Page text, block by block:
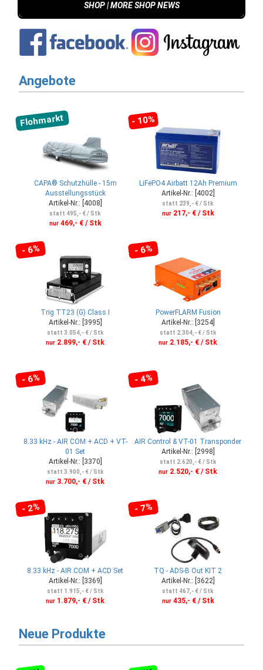
SHOP|MORE SHOP NEWS
Angebote
Flohmarkt
CAPA® Schutzhülle - 15m
Ausstellungsstück
Artikel-Nr.: [4008]
statt 495,- € / Stk
nur469,- € / Stk
- 10%
LiFePO4 Airbatt 12Ah Premium
Artikel-Nr.: [4002]
statt 239,- € / Stk
nur217,- € / Stk
- 6%
Trig TT23 (G) Class I
Artikel-Nr.: [3995]
statt 3.054,- € / Stk
nur 2.899,- € / Stk
- 6%
PowerFLARM Fusion
Artikel-Nr.: [3254]
statt 2.304,- € / Stk
nur 2.185,- € / Stk
- 6%
8.33 kHz - AIR COM + ACD + VT-
01 Set
Artikel-Nr.: [3370]
statt 3.900,- € / Stk
nur 3.700,- € / Stk
- 4%
AIR Control & VT-01 Transponder
Artikel-Nr.: [2998]
statt 2.620,- € / Stk
nur 2.520,- € / Stk
- 2%
8.33 kHz - AIR COM + ACD Set
Artikel-Nr.: [3369]
statt 1.915,- € / Stk
nur 1.879,- € / Stk
- 7%
TQ - ADS-B Out KIT 2
Artikel-Nr.: [3622]
statt 467,- € / Stk
nur435,- € / Stk
Neue Produkte